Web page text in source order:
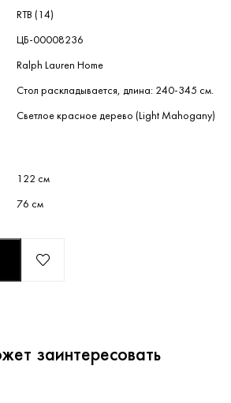
RTB (14)
ЦБ-00008236
Ralph Lauren Home
Стол раскладывается, длина: 240-345 см.
Светлое красное дерево (Light Mahogany)
122 см
76 см
заинтересовать